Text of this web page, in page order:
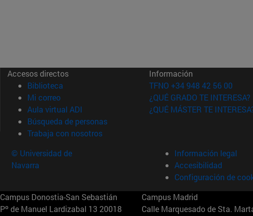
Accesos directos
Biblioteca (abre en nueva ventana)
Mi correo(abre en nueva ventana)
Aula virtual ADI (abre en nueva ventana)
Búsqueda de personas(abre en nueva ventana)
Trabaja con nosotros(abre en nueva ventana)
Información
TFNO +34 948 42 56 00
¿QUÉ GRADO TE INTERESA?
¿QUÉ MÁSTER TE
© Universidad de
Navarra
Información legal
Accesibilidad
Configuración de
Campus Donostia-San Sebastián
Pº de Manuel Lardizabal 13 20018
Campus Madrid
Calle Marquesado de Sta.